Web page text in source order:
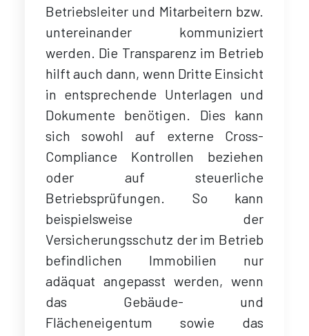
Betriebsleiter und Mitarbeitern bzw.
untereinander kommuniziert
werden. Die Transparenz im Betrieb
hilft auch dann, wenn Dritte Einsicht
in entsprechende Unterlagen und
Dokumente benötigen. Dies kann
sich sowohl auf externe Cross-
Compliance Kontrollen beziehen
oder auf steuerliche
Betriebsprüfungen. So kann
beispielsweise der
Versicherungsschutz der im Betrieb
befindlichen Immobilien nur
adäquat angepasst werden, wenn
das Gebäude- und
Flächeneigentum sowie das